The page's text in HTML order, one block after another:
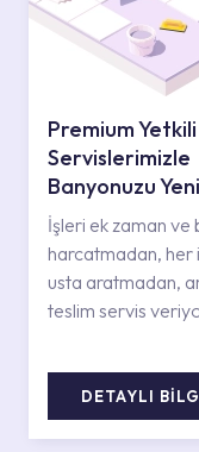
Premium Yetkili
Servislerimizle
Banyonuzu
İşleri ek zaman ve
harcatmadan, her
usta aratmadan,
teslim servis
DETAYLI